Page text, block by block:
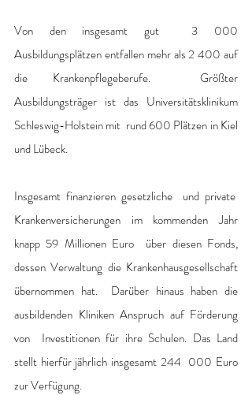
Von den insgesamt gut  3 000
Ausbildungsplätzen entfallen mehr als 2 400 auf
die Krankenpflegeberufe.  Größter
Ausbildungsträger ist das Universitätsklinikum
Schleswig-Holstein mit  rund 600 Plätzen in Kiel
und Lübeck.
Insgesamt finanzieren gesetzliche  und private
Krankenversicherungen im kommenden Jahr
knapp 59 Millionen Euro  über diesen Fonds,
dessen Verwaltung die Krankenhausgesellschaft
übernommen hat.  Darüber hinaus haben die
ausbildenden Kliniken Anspruch auf Förderung
von  Investitionen für ihre Schulen. Das Land
stellt hierfür jährlich insgesamt 244  000 Euro
zur Verfügung.